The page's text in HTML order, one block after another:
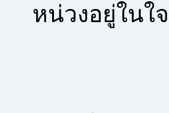
หน่วงอยู่ในใจ